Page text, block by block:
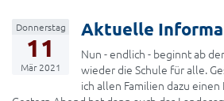
Donnerstag
11
Mär 2021
Aktuelle
Nun - endlich - beginnt ab
wieder die Schule für alle.
ich allen Familien dazu